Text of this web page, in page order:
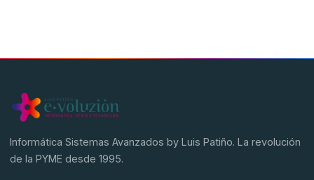
Informática Sistemas Avanzados by Luis Patiño. La revolución
de la PYME desde 1995.